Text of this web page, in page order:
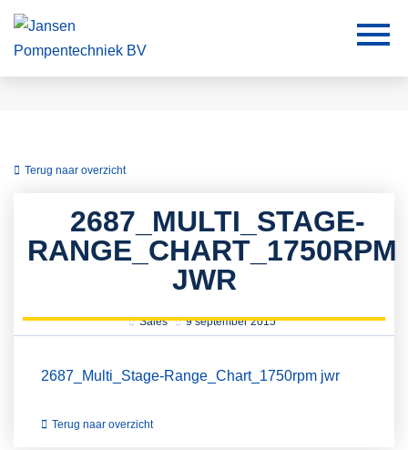
Terug naar overzicht
2687_MULTI_STAGE-
RANGE_CHART_1750RPM
JWR
Sales 9 september 2015
2687_Multi_Stage-Range_Chart_1750rpm jwr
Terug naar overzicht